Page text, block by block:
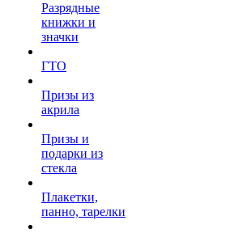
Разрядные
книжки и
значки
ГТО
Призы из
акрила
Призы и
подарки из
стекла
Плакетки,
панно, тарелки